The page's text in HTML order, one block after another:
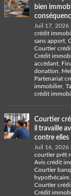
bien
Juil 17, 2026
crédit
sans apport ,
Courtier
Crédit
accédant
donation
Partenariat
immobilier,
crédit
Courtier
il travaille
contre elles
Juil 16, 2026
courtier prêt
Avis crédit
Courtier
hypothécaire
Courtier
Crédit